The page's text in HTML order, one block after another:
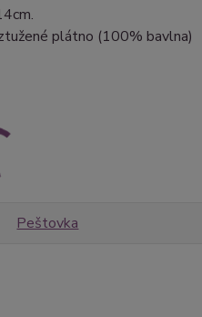
plátno (100% bavlna)
Peštovka